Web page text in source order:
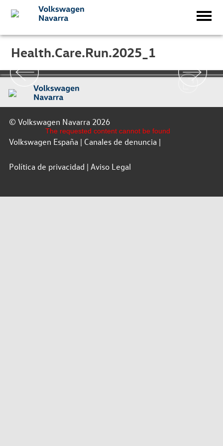
Health.Care.Run.2025_1
The requested content cannot be found
© Volkswagen Navarra 2026
Volkswagen España
Canales de denuncia
Política de privacidad Aviso Legal